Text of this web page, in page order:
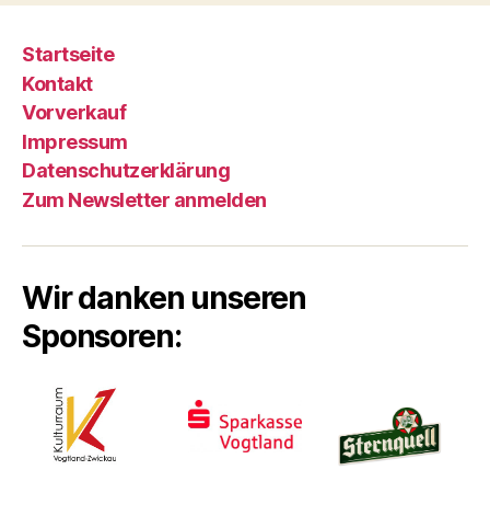
Startseite
Kontakt
Vorverkauf
Impressum
Datenschutzerklärung
Zum Newsletter anmelden
Wir danken unseren
Sponsoren: